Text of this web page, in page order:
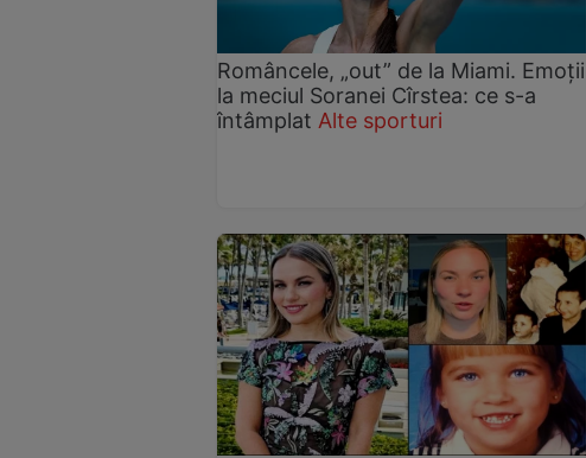
Româncele, „out” de la Miami. Emoții
la meciul Soranei Cîrstea: ce s-a
întâmplat Alte sporturi